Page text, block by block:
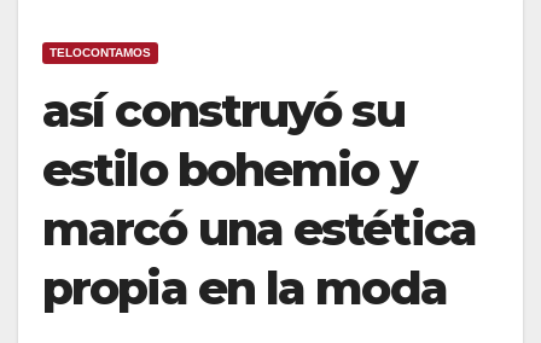
TELOCONTAMOS
así construyó su
estilo bohemio y
marcó una estética
propia en la moda